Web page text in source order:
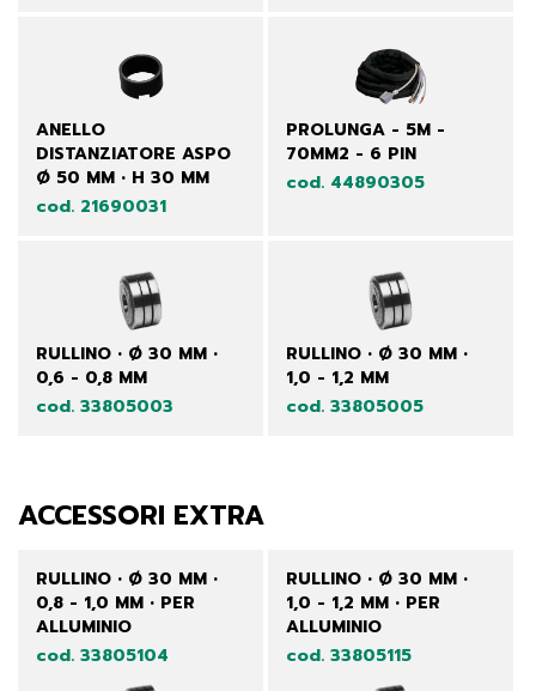
ANELLO
DISTANZIATORE ASPO
Ø 50 MM • H 30 MM
cod. 21690031
PROLUNGA - 5M -
70MM2 - 6 PIN
cod. 44890305
RULLINO • Ø 30 MM •
0,6 - 0,8 MM
cod. 33805003
RULLINO • Ø 30 MM •
1,0 - 1,2 MM
cod. 33805005
ACCESSORI EXTRA
RULLINO • Ø 30 MM •
0,8 - 1,0 MM • PER
ALLUMINIO
cod. 33805104
RULLINO • Ø 30 MM •
1,0 - 1,2 MM • PER
ALLUMINIO
cod. 33805115